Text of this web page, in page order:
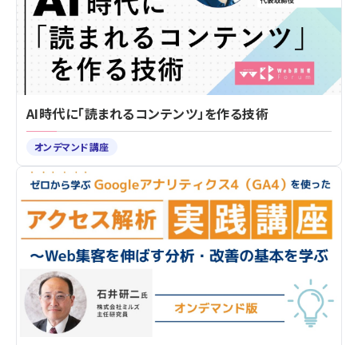
AI時代に「読まれるコンテンツ」を作る技術
オンデマンド講座